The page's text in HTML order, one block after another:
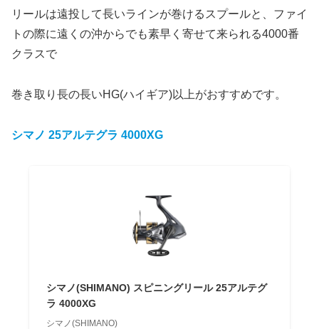
リールは遠投して長いラインが巻けるスプールと、ファイ
トの際に遠くの沖からでも素早く寄せて来られる4000番
クラスで
巻き取り長の長いHG(ハイギア)以上がおすすめです。
シマノ 25アルテグラ 4000XG
シマノ(SHIMANO) スピニングリール 25アルテグ
ラ 4000XG
シマノ(SHIMANO)